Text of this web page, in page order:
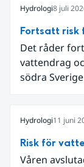
och att det
Hydrologi8 juli
Fortsatt risk
Det råder
vattendrag
södra
Totalt
vakthavande
Hydrologi11 juni
Risk för
Våren